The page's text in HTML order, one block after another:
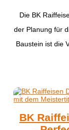
Die BK
der Planung für
Baustein ist die
BK